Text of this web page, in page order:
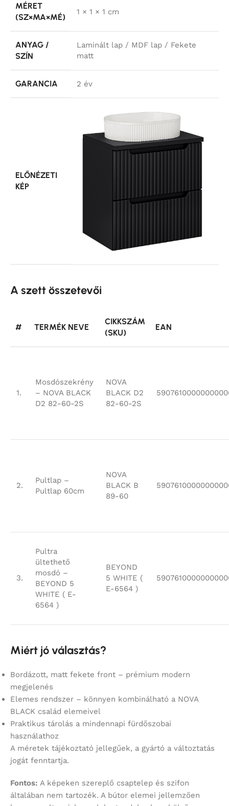
MÉRET
(SZ×MA×MÉ)
1 × 1 × 1 cm
ANYAG /
SZÍN
Laminált lap / MDF lap / Fekete
matt
GARANCIA 2 év
ELŐNÉZETI
KÉP
A szett összetevői
# TERMÉK NEVE
CIKKSZÁM
(SKU)
EAN
1.
Mosdószekrény
– NOVA BLACK
D2 82-60-2S
NOVA
BLACK D2
82-60-2S
2.
Pultlap –
Pultlap 60cm
NOVA
BLACK B
89-60
3.
Pultra
ültethető
mosdó –
BEYOND 5
WHITE ( E-
6564 )
BEYOND
5 WHITE (
E-6564 )
Miért jó választás?
Bordázott, matt fekete front – prémium modern
megjelenés
Elemes rendszer – könnyen kombinálható a NOVA
BLACK család elemeivel
Praktikus tárolás a mindennapi fürdőszobai
használathoz
A méretek tájékoztató jellegűek, a gyártó a változtatás
jogát fenntartja.
Fontos: A képeken szereplő csaptelep és szifon
általában nem tartozék. A bútor elemei jellemzően